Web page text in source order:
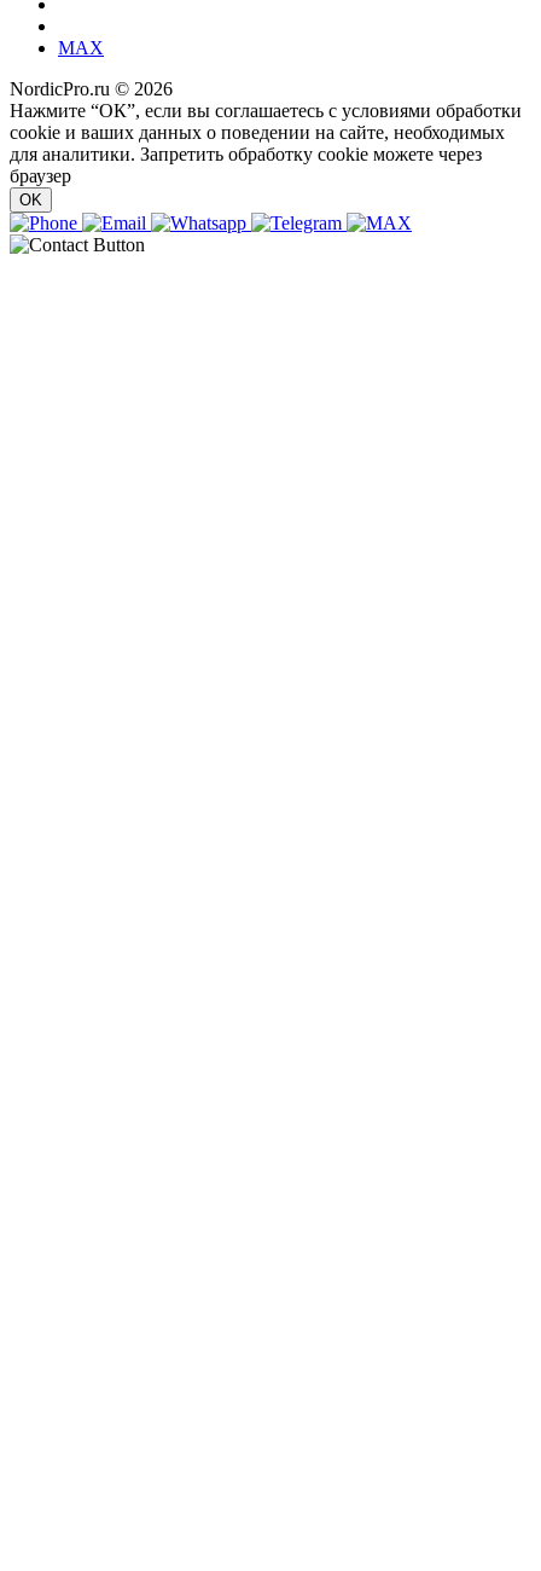
MAX
NordicPro.ru © 2026
Нажмите “ОК”, если вы соглашаетесь с условиями обработки
cookie и ваших данных о поведении на сайте, необходимых
для аналитики. Запретить обработку cookie можете через
браузер
OK